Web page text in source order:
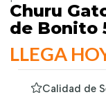
Churu
de Bonito
LLEGA
Calidad de